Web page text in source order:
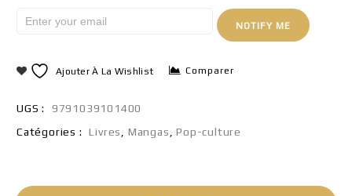
NOTIFY ME
Ajouter À La Wishlist Comparer
UGS :
9791039101400
Catégories :
Livres Mangas ,Pop-culture